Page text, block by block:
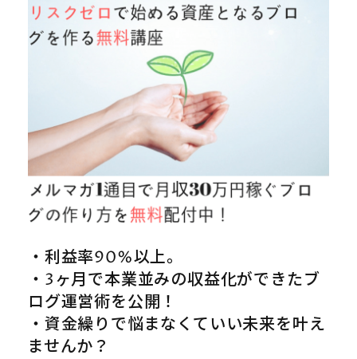
・利益率90%以上。
・3ヶ月で本業並みの収益化ができたブ
ログ運営術を公開！
・資金繰りで悩まなくていい未来を叶え
ませんか？